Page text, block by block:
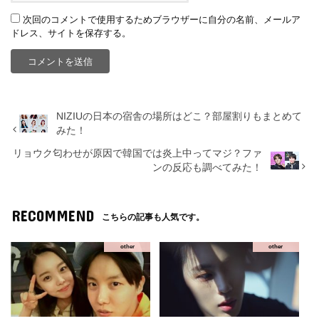
次回のコメントで使用するためブラウザーに自分の名前、メールア
ドレス、サイトを保存する。
NIZIUの日本の宿舎の場所はどこ？部屋割りもまとめて
みた！
リョウク匂わせが原因で韓国では炎上中ってマジ？ファ
ンの反応も調べてみた！
RECOMMEND こちらの記事も人気です。
other other